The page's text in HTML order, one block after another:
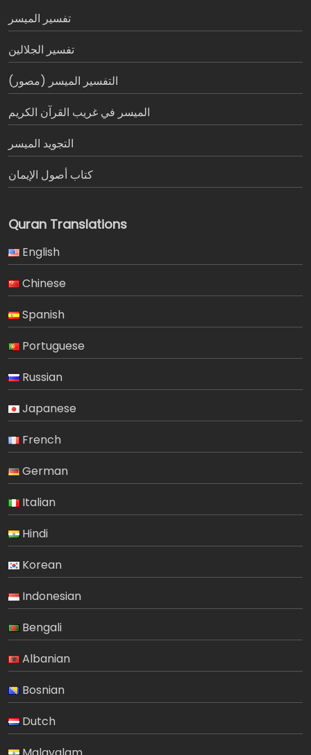
تفسير المیسر
تفسير الجلالين
التفسير الميسر (مصور)
الميسر في غريب القرآن الكريم
التجويد الميسر
كتاب أصول الإيمان
Quran Translations
English
Chinese
Spanish
Portuguese
Russian
Japanese
French
German
Italian
Hindi
Korean
Indonesian
Bengali
Albanian
Bosnian
Dutch